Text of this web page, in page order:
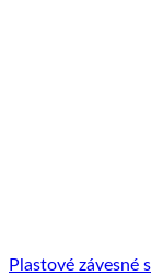
Plastové závesné